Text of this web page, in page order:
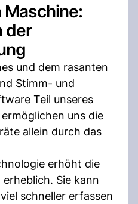
der
und dem rasanten
Stimm- und
Teil unseres
uns die
allein durch das
erhöht die
Sie kann
schneller erfassen